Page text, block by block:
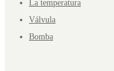
La temperatura
Válvula
Bomba